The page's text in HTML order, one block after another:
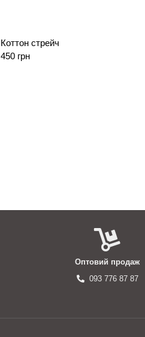
Коттон стрейч
450 грн
Оптовий продаж
093 776 87 87